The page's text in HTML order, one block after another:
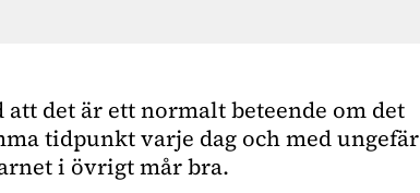
det är ett normalt beteende om det
tidpunkt varje dag och med ungefär
i övrigt mår bra.